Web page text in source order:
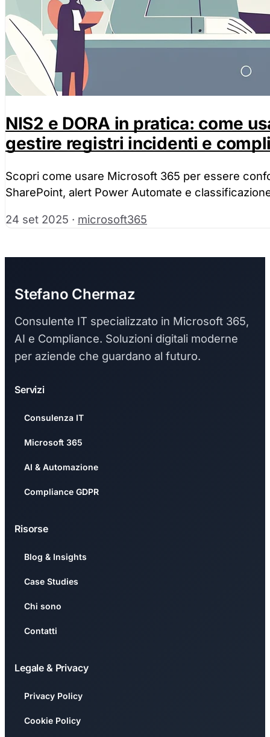
NIS2 e DORA in pratica: come
gestire registri incidenti e
Scopri come usare Microsoft 365 per essere
SharePoint, alert Power Automate e
24 set 2025 · microsoft365
Stefano Chermaz
Consulente IT specializzato in Microsoft 365,
AI e Compliance. Soluzioni digitali moderne
per aziende che guardano al futuro.
Servizi
Consulenza IT
Microsoft 365
AI & Automazione
Compliance GDPR
Risorse
Blog & Insights
Case Studies
Chi sono
Contatti
Legale & Privacy
Privacy Policy
Cookie Policy